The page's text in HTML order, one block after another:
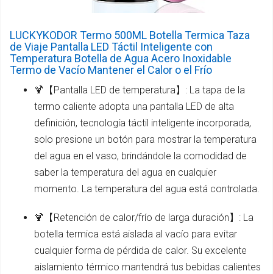
LUCKYKODOR Termo 500ML Botella Termica Taza
de Viaje Pantalla LED Táctil Inteligente con
Temperatura Botella de Agua Acero Inoxidable
Termo de Vacío Mantener el Calor o el Frío
🍹【Pantalla LED de temperatura】: La tapa de la
termo caliente adopta una pantalla LED de alta
definición, tecnología táctil inteligente incorporada,
solo presione un botón para mostrar la temperatura
del agua en el vaso, brindándole la comodidad de
saber la temperatura del agua en cualquier
momento. La temperatura del agua está controlada.
🍹【Retención de calor/frío de larga duración】: La
botella termica está aislada al vacío para evitar
cualquier forma de pérdida de calor. Su excelente
aislamiento térmico mantendrá tus bebidas calientes